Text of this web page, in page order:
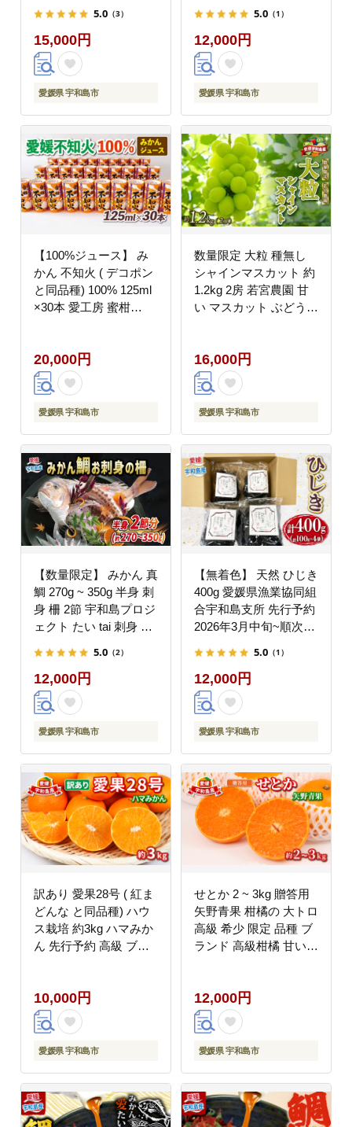
甘い 不揃い 国産 愛媛
限定 品種 宇和島 産地
直送 農家直送 数量限定
B015-173001
5.0 （3）
15,000円
愛媛県 宇和島市
り 数量限定 J012-
165001
5.0 （1）
12,000円
愛媛県 宇和島市
【100%ジュース】 み
かん 不知火 ( デコポン
と同品種) 100% 125ml
×30本 愛工房 蜜柑
和島 H020-034003
20,000円
愛媛県 宇和島市
数量限定 大粒 種無し
シャインマスカット 約
1.2kg 2房 若宮農園 甘
い マスカット ぶどう
ツ 国産 愛媛 宇和島
F016-152001
16,000円
愛媛県 宇和島市
【数量限定】 みかん 真
鯛 270g ~ 350g 半身 刺
身 柵 2節 宇和島プロジ
ェクト たい tai 刺身 魚
5.0 （2）
12,000円
愛媛県 宇和島市
【無着色】 天然 ひじき
400g 愛媛県漁業協同組
合宇和島支所 先行予約
2026年3月中旬~順次発
D012-027005
5.0 （1）
12,000円
愛媛県 宇和島市
訳あり 愛果28号 ( 紅ま
どんな と同品種) ハウ
ス栽培 約3kg ハマみか
ん 先行予約 高級 ブラ
ルーツ 柑橘 みかん サ
イズ 不揃い ハウス 愛
媛ミカン 愛媛蜜柑 愛媛
みかん 産地直送 農家直
宇和島 B010-075009
10,000円
愛媛県 宇和島市
せとか 2 ~ 3kg 贈答用
矢野青果 柑橘の 大トロ
高級 希少 限定 品種 ブ
ランド 高級柑橘 甘い
蜜柑 愛媛みかん mikan
贈答 ギフト プレゼント
産地直送 数量限定 国産
愛媛 愛媛県 宇和島
12,000円
愛媛県 宇和島市